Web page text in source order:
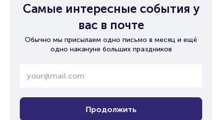
Самые интересные события у
вас в почте
Обычно мы присылаем одно письмо в месяц и ещё
одно накануне больших праздников
Продолжить